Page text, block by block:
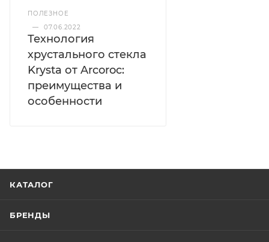
ПОЛЕЗНОЕ
—
07.06.2022
Технология
хрустального стекла
Krysta от Arcoroc:
преимущества и
особенности
КАТАЛОГ
БРЕНДЫ